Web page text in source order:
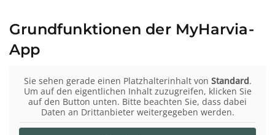
Grundfunktionen der MyHarvia-
App
Sie sehen gerade einen Platzhalterinhalt von Standard.
Um auf den eigentlichen Inhalt zuzugreifen, klicken Sie
auf den Button unten. Bitte beachten Sie, dass dabei
Daten an Drittanbieter weitergegeben werden.